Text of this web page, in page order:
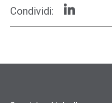
Condividi: